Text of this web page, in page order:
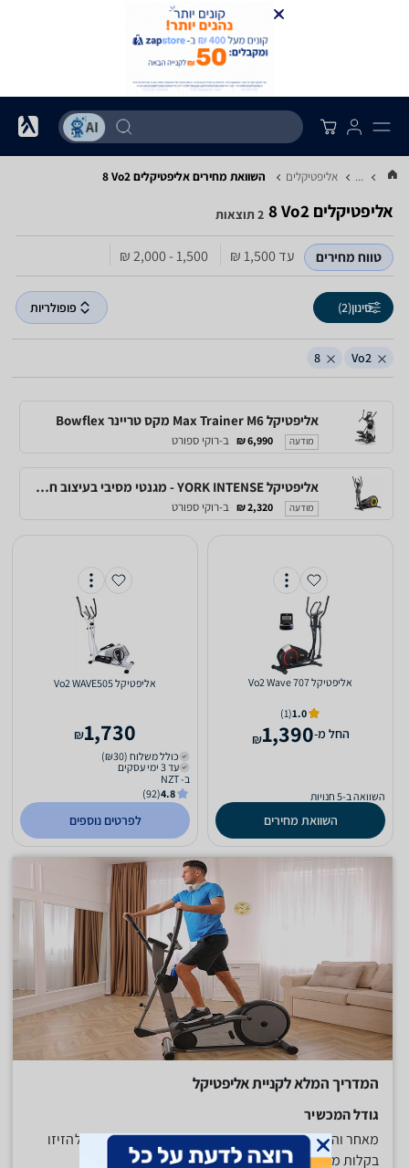
... אליפטיקלים השוואת מחירים אליפטיקלים ‏Vo2 ‏8
אליפטיקלים ‏Vo2 ‏8 2 תוצאות
טווח מחירים עד 1,500‏ ₪ 1,500 - 2,000‏ ₪
סינון(2) פופולריות
Vo2
8
אליפטיקל Max Trainer M6 מקס טריינר Bowflex
מודעה 6,990 ₪ ב-רוקי ספורט
אליפטיקל YORK INTENSE - מגנטי מסיבי בעיצוב חדשני
מודעה 2,320 ₪ ב-רוקי ספורט
אליפטיקל Vo2 Wave 707
1.0
(1)
‫החל מ-1,390
₪
השוואה ב-5 חנויות
השוואת מחירים
אליפטיקל Vo2 WAVE505
1,730
₪
כולל משלוח (₪30)
עד 3 ימי עסקים
ב- NZT
4.8
(92)
לפרטים נוספים
המדריך המלא לקניית אליפטיקל
גודל המכשיר
מאחר והמכשיר יהיה מוצב בשטח הבית, שימו לב שניתן להזיזו
בקלות ממקום למקום על מנת...